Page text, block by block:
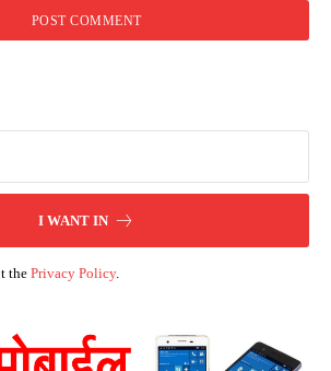
I WANT IN
thePrivacy Policy.